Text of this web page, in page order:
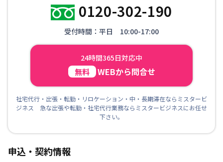
0120-302-190
受付時間：平日 10:00-17:00
24時間365日対応中
無料 WEBから問合せ
社宅代行・出張・転勤・リロケーション・中・長期滞在ならミスタービ
ジネス 急な出張や転勤・社宅代行業務ならミスタービジネスにお任せ
下さい。
申込・契約情報